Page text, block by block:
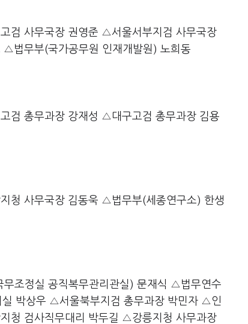
검 사무국장 권영준 △서울서부지검 사무국장
법무부(국가공무원 인재개발원) 노희동
검 총무과장 강재성 △대구고검 총무과장 김용
청 사무국장 김동욱 △법무부(세종연구소) 한생
조정실 공직복무관리관실) 문재식 △법무연수
박상우 △서울북부지검 총무과장 박민자 △인
청 검사직무대리 박두길 △강릉지청 사무과장